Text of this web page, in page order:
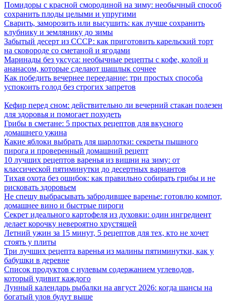
Помидоры с красной смородиной на зиму: необычный способ
сохранить плоды целыми и упругими
Сварить, заморозить или высушить: как лучше сохранить
клубнику и землянику до зимы
Забытый десерт из СССР: как приготовить карельский торт
на сковороде со сметаной и ягодами
Маринады без уксуса: необычные рецепты с кофе, колой и
ананасом, которые сделают шашлык сочнее
Как победить вечернее переедание: три простых способа
успокоить голод без строгих запретов
Кефир перед сном: действительно ли вечерний стакан полезен
для здоровья и помогает похудеть
Грибы в сметане: 5 простых рецептов для вкусного
домашнего ужина
Какие яблоки выбрать для шарлотки: секреты пышного
пирога и проверенный домашний рецепт
10 лучших рецептов варенья из вишни на зиму: от
классической пятиминутки до десертных вариантов
Тихая охота без ошибок: как правильно собирать грибы и не
рисковать здоровьем
Не спешу выбрасывать забродившее варенье: готовлю компот,
домашнее вино и быстрые пироги
Секрет идеального картофеля из духовки: один ингредиент
делает корочку невероятно хрустящей
Летний ужин за 15 минут, 5 рецептов для тех, кто не хочет
стоять у плиты
Три лучших рецепта варенья из малины пятиминутки, как у
бабушки в деревне
Список продуктов с нулевым содержанием углеводов,
который удивит каждого
Лунный календарь рыбалки на август 2026: когда шансы на
богатый улов будут выше